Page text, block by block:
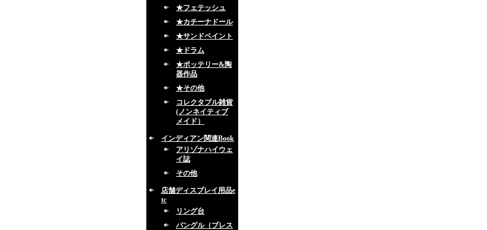
★フェテッシュ
★カチーナドール
★サンドペイント
★ドラム
★ポッテリー&陶
器作品
★その他
コレクタブル雑貨
(ノンネイティブ
メイド）
インディアン関連Book
アリゾナハイウェ
イ誌
その他
店舗ディスプレイ用品e
tc
リング台
バングル（ブレス